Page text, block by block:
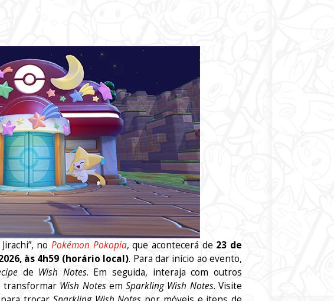
no Pokémon Pokopia, que acontecerá de 23 de
às 4h59 (horário local). Para dar início ao evento,
de Wish Notes. Em seguida, interaja com outros
transformar Wish NotesemSparkling Wish Notes. Visite